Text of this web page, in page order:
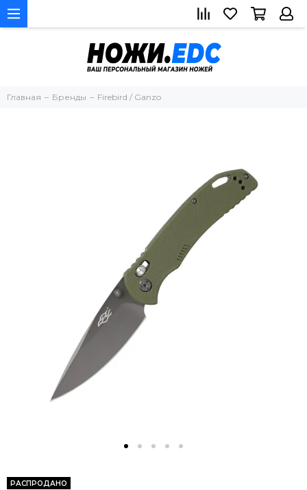
Главная Бренды Firebird / Ganzo
РАСПРОДАНО